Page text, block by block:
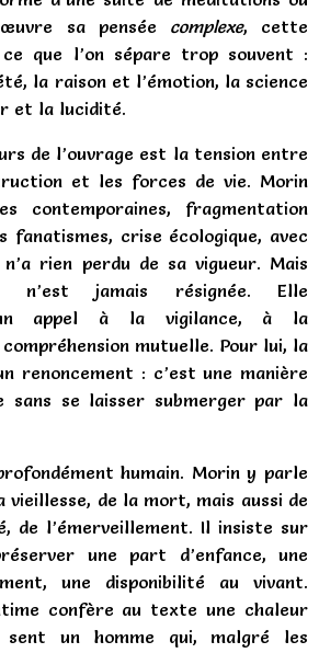
sa pensée complexe, cette
que l’on sépare trop souvent :
la raison et l’émotion, la science
et la lucidité.
de l’ouvrage est la tension entre
et les forces de vie. Morin
contemporaines, fragmentation
fanatismes, crise écologique, avec
rien perdu de sa vigueur. Mais
n’est jamais résignée. Elle
appel à la vigilance, à la
mutuelle. Pour lui, la
renoncement : c’est une manière
sans se laisser submerger par la
humain. Morin y parle
de la mort, mais aussi de
de l’émerveillement. Il insiste sur
une part d’enfance, une
une disponibilité au vivant.
confère au texte une chaleur
un homme qui, malgré les